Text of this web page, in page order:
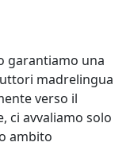
garantiamo una
madrelingua
verso il
ci avvaliamo solo
ambito